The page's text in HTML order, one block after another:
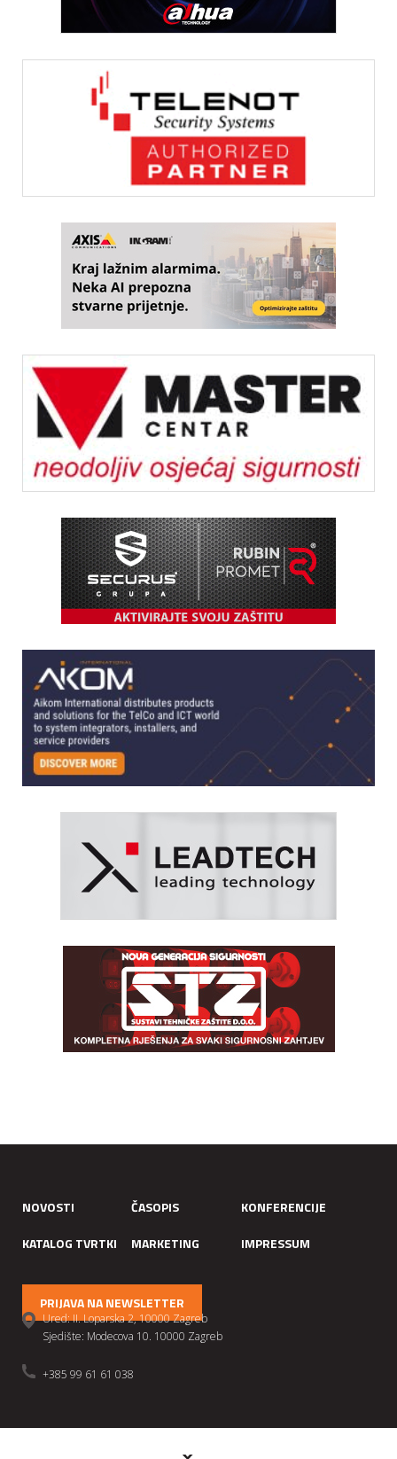
NOVOSTI ČASOPIS
KONFERENCIJE
KATALOG TVRTKI
MARKETING IMPRESSUM
PRIJAVA NA NEWSLETTER
Ured: II. Loparska 2, 10000 Zagreb
Sjedište: Modecova 10. 10000 Zagreb
+385 99 61 61 038